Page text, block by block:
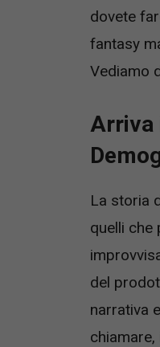
dovete
fantasy
Vediamo
Arriva
La storia
quelli che
del
narrativa